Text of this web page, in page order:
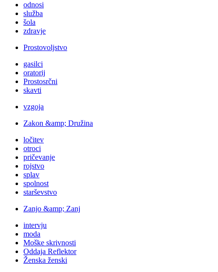
odnosi
služba
šola
zdravje
Prostovoljstvo
gasilci
oratorij
Prostosrčni
skavti
vzgoja
Zakon &amp; Družina
ločitev
otroci
pričevanje
rojstvo
splav
spolnost
starševstvo
Zanjo &amp; Zanj
intervju
moda
Moške skrivnosti
Oddaja Reflektor
Ženska ženski